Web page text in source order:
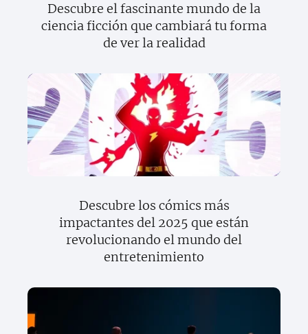
Descubre el fascinante mundo de la
ciencia ficción que cambiará tu forma
de ver la realidad
Descubre los cómics más
impactantes del 2025 que están
revolucionando el mundo del
entretenimiento